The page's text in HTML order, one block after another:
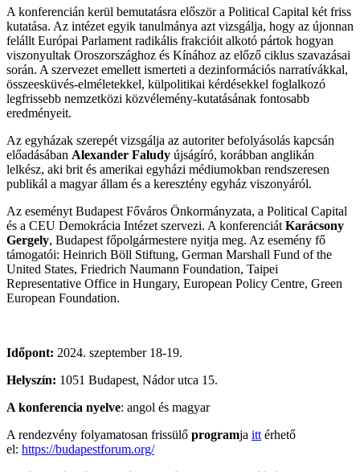
A konferencián kerül bemutatásra először a Political Capital két friss
kutatása. Az intézet egyik tanulmánya azt vizsgálja, hogy az újonnan
felállt Európai Parlament radikális frakcióit alkotó pártok hogyan
viszonyultak Oroszországhoz és Kínához az előző ciklus szavazásai
során. A szervezet emellett ismerteti a dezinformációs narratívákkal,
összeesküvés-elméletekkel, külpolitikai kérdésekkel foglalkozó
legfrissebb nemzetközi közvélemény-kutatásának fontosabb
eredményeit.
Az egyházak szerepét vizsgálja az autoriter befolyásolás kapcsán
előadásában Alexander Faludy újságíró, korábban anglikán
lelkész, aki brit és amerikai egyházi médiumokban rendszeresen
publikál a magyar állam és a keresztény egyház viszonyáról.
Az eseményt Budapest Főváros Önkormányzata, a Political Capital
és a CEU Demokrácia Intézet szervezi. A konferenciát Karácsony
Gergely, Budapest főpolgármestere nyitja meg. Az esemény fő
támogatói: Heinrich Böll Stiftung, German Marshall Fund of the
United States, Friedrich Naumann Foundation, Taipei
Representative Office in Hungary, European Policy Centre, Green
European Foundation.
Időpont: 2024. szeptember 18-19.
Helyszín: 1051 Budapest, Nádor utca 15.
A konferencia nyelve: angol és magyar
A rendezvény folyamatosan frissülő programja itt érhető
el: https://budapestforum.org/